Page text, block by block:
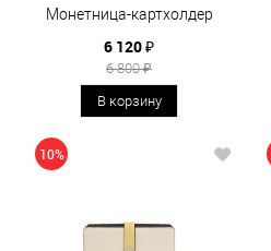
Монетница-картхолдер
6 120 ₽
6 800 ₽
В корзину
10%